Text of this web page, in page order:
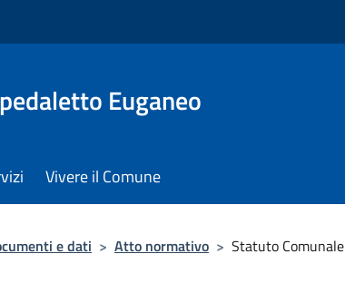
Euganeo
Vivere il Comune
e dati > Atto normativo > Statuto Comunale